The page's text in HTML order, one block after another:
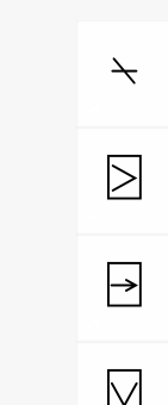
⍀
⍄
⍈
⍌